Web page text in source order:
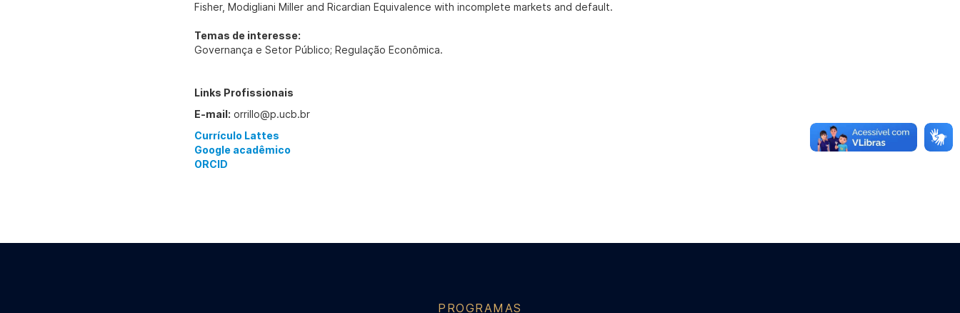
Fisher, Modigliani Miller and Ricardian Equivalence with incomplete markets and default.
Temas de interesse:
Governança e Setor Público; Regulação Econômica.
Links Profissionais
E-mail: orrillo@p.ucb.br
Currículo Lattes
Google acadêmico
ORCID
PROGRAMAS